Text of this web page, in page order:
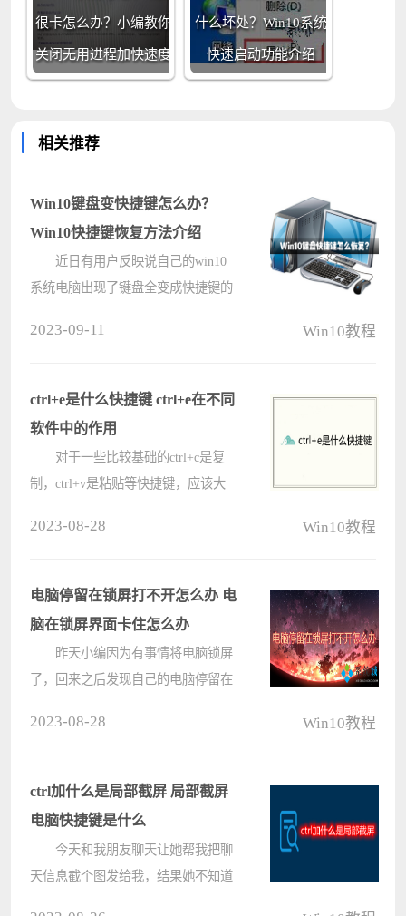
很卡怎么办？小编教你
关闭无用进程加快速度
什么坏处？Win10系统
快速启动功能介绍
相关推荐
Win10键盘变快捷键怎么办？
Win10快捷键恢复方法介绍
近日有用户反映说自己的win10
系统电脑出现了键盘全变成快捷键的
帮助大家。 操作方法： ????
2023-09-11 Win10教程
ctrl+e是什么快捷键 ctrl+e在不同
软件中的作用
对于一些比较基础的ctrl+c是复
制，ctrl+v是粘贴等快捷键，应该大
么快捷键，在不同的软件中是有
不????
2023-08-28 Win10教程
电脑停留在锁屏打不开怎么办 电
脑在锁屏界面卡住怎么办
昨天小编因为有事情将电脑锁屏
了，回来之后发现自己的电脑停留在
问题，现在小编就把自己找到的解决
方????
2023-08-28 Win10教程
ctrl加什么是局部截屏 局部截屏
电脑快捷键是什么
今天和我朋友聊天让她帮我把聊
天信息截个图发给我，结果她不知道